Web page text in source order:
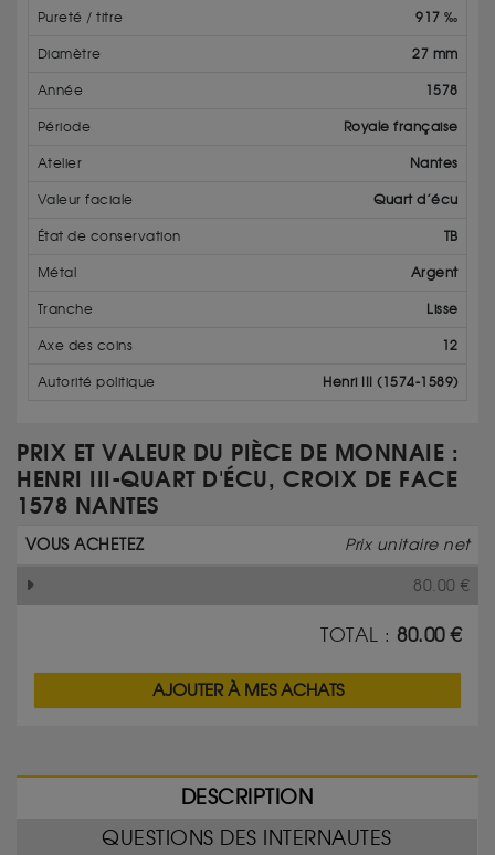
Pureté / titre 917 ‰
Diamètre 27 mm
Année 1578
Période Royale française
Atelier Nantes
Valeur faciale Quart d’écu
État de conservation TB
Métal Argent
Tranche Lisse
Axe des coins 12
Autorité politique Henri III (1574-1589)
PRIX ET VALEUR DU PIÈCE DE MONNAIE :
HENRI III-QUART D'ÉCU, CROIX DE FACE
1578 NANTES
VOUS ACHETEZ Prix unitaire net
80.00 €
TOTAL :80.00€
AJOUTER À MES ACHATS
DESCRIPTION
QUESTIONS DES INTERNAUTES